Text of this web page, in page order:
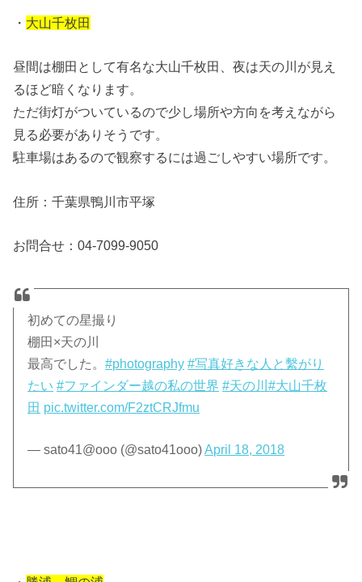
・ 大山千枚田
昼間は棚田として有名な大山千枚田、夜は天の川が見え
るほど暗くなります。
ただ街灯がついているので少し場所や方向を考えながら
見る必要がありそうです。
駐車場はあるので観察するには過ごしやすい場所です。
住所：千葉県鴨川市平塚
お問合せ：04-7099-9050
初めての星撮り
棚田×天の川
最高でした。#photography #写真好きな人と繫がり
たい #ファインダー越の私の世界 #天の川#大山千枚
田 pic.twitter.com/F2ztCRJfmu
— sato41@ooo (@sato41ooo)April 18, 2018